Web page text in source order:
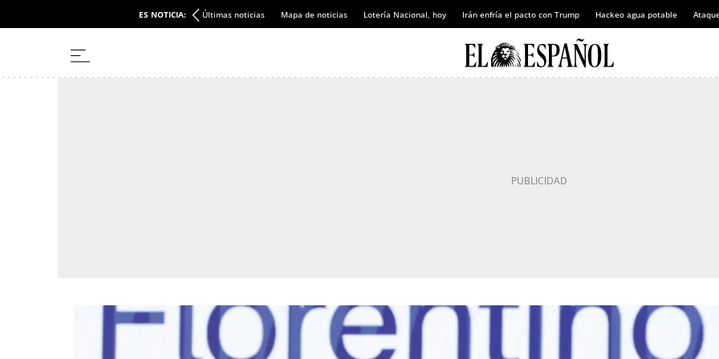
ES NOTICIA: Últimas noticias Mapa de noticias Lotería Nacional, hoy Irán enfría el pacto con Trump Hackeo agua potable